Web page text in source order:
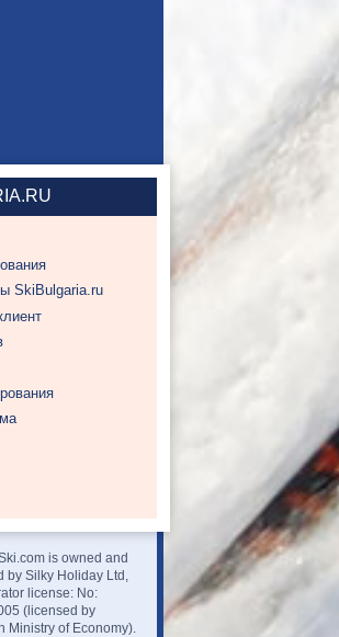
SkiBulgaria.ru
is owned and
by Silky Holiday Ltd,
license: No:
(licensed by
Ministry of Economy).